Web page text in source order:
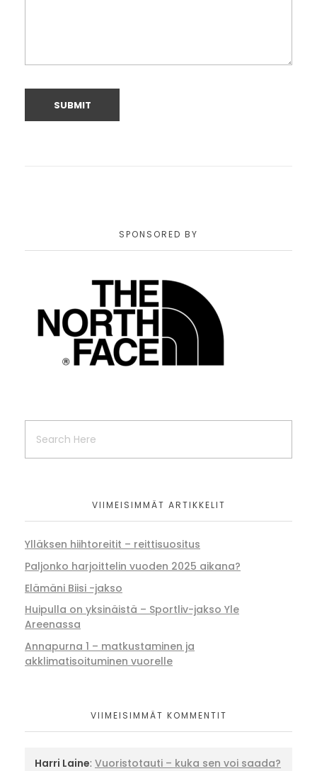
SPONSORED BY
VIIMEISIMMÄT ARTIKKELIT
Ylläksen hiihtoreitit – reittisuositus
Paljonko harjoittelin vuoden 2025 aikana?
Elämäni Biisi -jakso
Huipulla on yksinäistä – Sportliv-jakso Yle
Areenassa
Annapurna 1 – matkustaminen ja
akklimatisoituminen vuorelle
VIIMEISIMMÄT KOMMENTIT
Harri Laine: Vuoristotauti – kuka sen voi saada?